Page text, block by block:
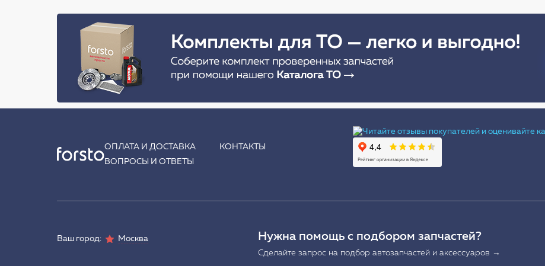
ОПЛАТА И ДОСТАВКА
КОНТАКТЫ
ВОПРОСЫ И ОТВЕТЫ
Ваш город: Москва Нужна помощь с подбором запчастей?
Сделайте запрос на подбор автозапчастей и аксессуаров →